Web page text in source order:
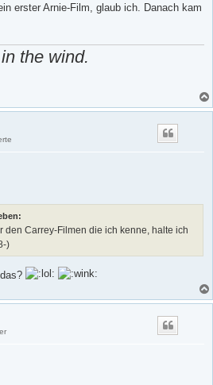
erster Arnie-Film, glaub ich. Danach kam
the wind.
den Carrey-Filmen die ich kenne, halte ich
)